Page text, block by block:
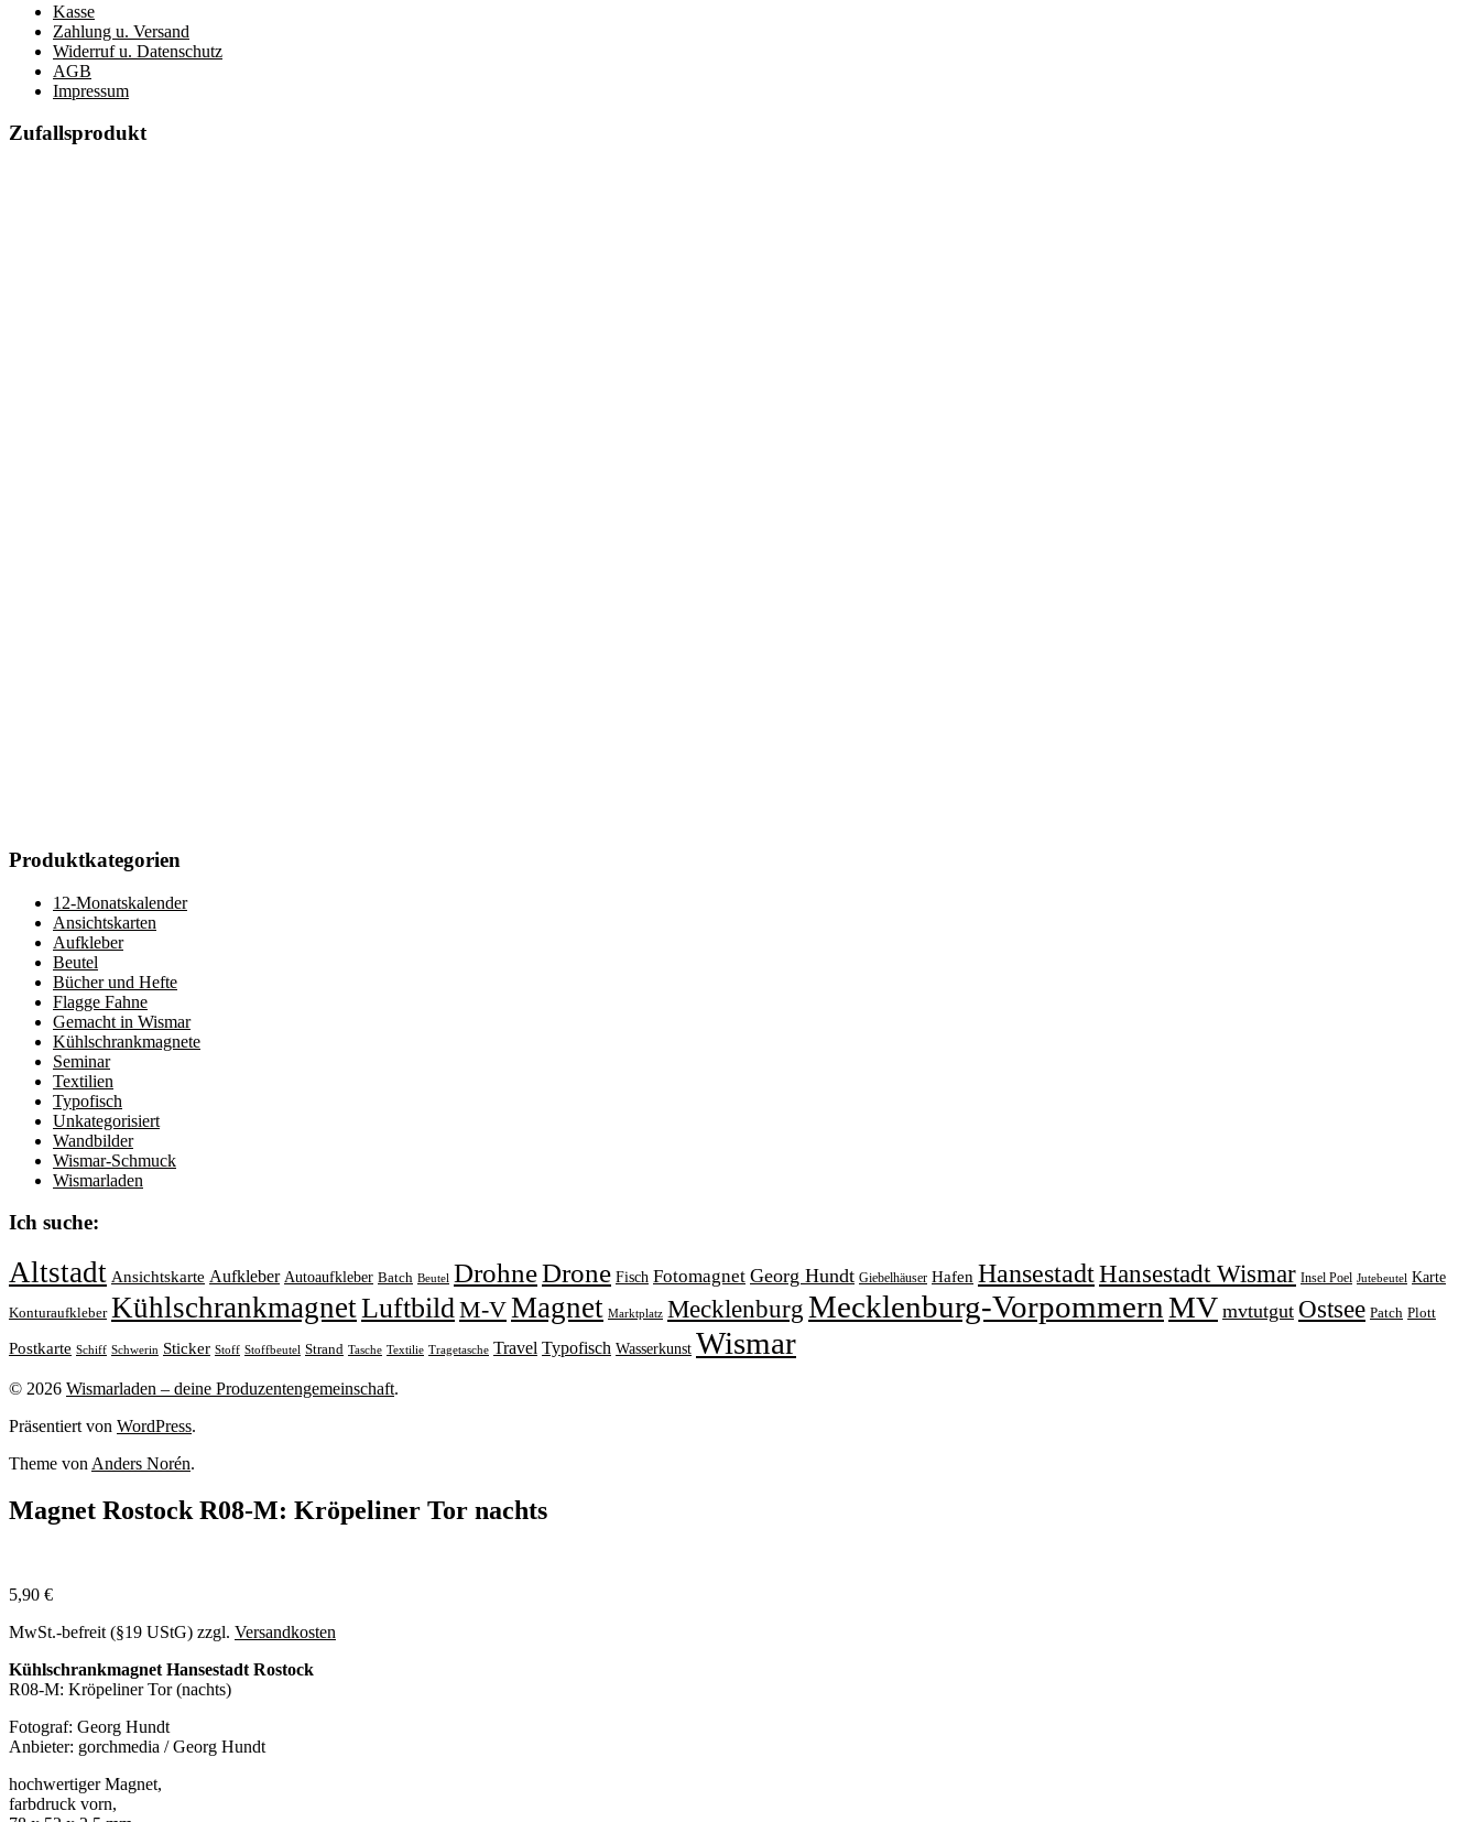
Kasse
Zahlung u. Versand
Widerruf u. Datenschutz
AGB
Impressum
Zufallsprodukt
Produktkategorien
12-Monatskalender
Ansichtskarten
Aufkleber
Beutel
Bücher und Hefte
Flagge Fahne
Gemacht in Wismar
Kühlschrankmagnete
Seminar
Textilien
Typofisch
Unkategorisiert
Wandbilder
Wismar-Schmuck
Wismarladen
Ich suche:
Altstadt Ansichtskarte Aufkleber Autoaufkleber Batch Beutel DrohneDrone Fisch Fotomagnet Georg Hundt Giebelhäuser Hafen HansestadtHansestadt Wismar Insel Poel Jutebeutel Karte
Konturaufkleber KühlschrankmagnetLuftbildM-VMagnet Marktplatz Mecklenburg Mecklenburg-VorpommernMV mvtutgut Ostsee Patch Plott
Postkarte Schiff Schwerin Sticker Stoff Stoffbeutel Strand Tasche Textilie Tragetasche Travel Typofisch Wasserkunst Wismar
© 2026 Wismarladen – deine Produzentengemeinschaft.
Präsentiert von WordPress.
Theme von Anders Norén.
Magnet Rostock R08-M: Kröpeliner Tor nachts
5,90 €
MwSt.-befreit (§19 UStG) zzgl. Versandkosten
Kühlschrankmagnet Hansestadt Rostock
R08-M: Kröpeliner Tor (nachts)
Fotograf: Georg Hundt
Anbieter: gorchmedia / Georg Hundt
hochwertiger Magnet,
farbdruck vorn,